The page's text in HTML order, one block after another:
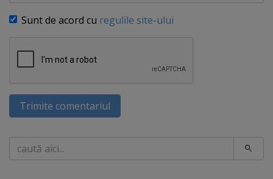
Sunt de acord cu regulile site-ului
Trimite comentariul
Caută